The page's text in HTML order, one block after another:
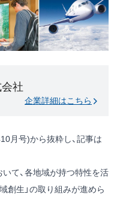
社
企業詳細はこちら
月号)から抜粋し、記事は
て、各地域が持つ特性を活
創生」の取り組みが進めら